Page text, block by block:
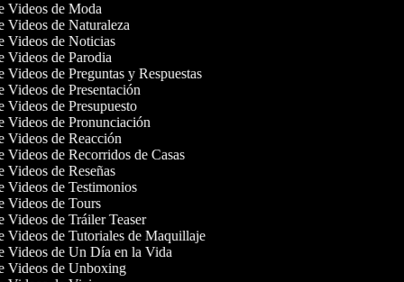
Videos de Moda
Videos de Naturaleza
Videos de Noticias
Videos de Parodia
Videos de Preguntas y Respuestas
Videos de Presentación
Videos de Presupuesto
Videos de Pronunciación
Videos de Reacción
Videos de Recorridos de Casas
Videos de Reseñas
Videos de Testimonios
Videos de Tours
Videos de Tráiler Teaser
Videos de Tutoriales de Maquillaje
Videos de Un Día en la Vida
Videos de Unboxing